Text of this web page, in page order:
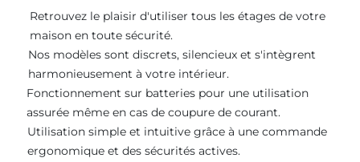
Retrouvez le plaisir d'utiliser tous les étages de votre
maison en toute sécurité.
Nos modèles sont discrets, silencieux et s'intègrent
harmonieusement à votre intérieur.
Fonctionnement sur batteries pour une utilisation
assurée même en cas de coupure de courant.
Utilisation simple et intuitive grâce à une commande
ergonomique et des sécurités actives.